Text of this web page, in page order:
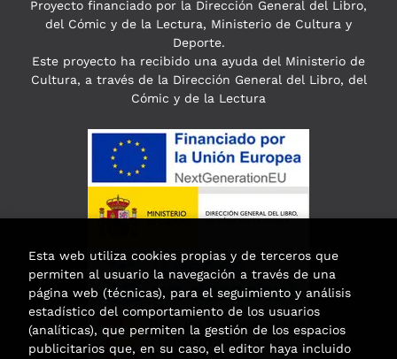
Proyecto financiado por la Dirección General del Libro,
del Cómic y de la Lectura, Ministerio de Cultura y
Deporte.
Este proyecto ha recibido una ayuda del Ministerio de
Cultura, a través de la Dirección General del Libro, del
Cómic y de la Lectura
Esta web utiliza cookies propias y de terceros que
permiten al usuario la navegación a través de una
página web (técnicas), para el seguimiento y análisis
estadístico del comportamiento de los usuarios
(analíticas), que permiten la gestión de los espacios
publicitarios que, en su caso, el editor haya incluido